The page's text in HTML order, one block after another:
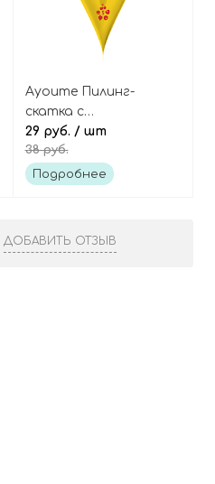
Ayoume Пилинг-
скатка с
экстрактами ягод
(пирамидка) Enjoy mini
peeling gel
29 руб. / шт
38 руб.
Подробнее
ДОБАВИТЬ ОТЗЫВ